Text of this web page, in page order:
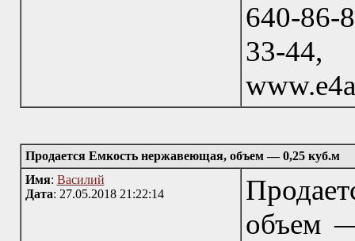
640-
33-
Продается Емкость нержавеющая, объем — 0,25 куб.м
Имя: Василий
Дата: 27.05.2018 21:22:14
объем